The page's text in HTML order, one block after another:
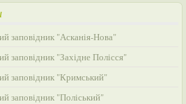
заповідник "Асканія-Нова"
заповідник "Західне Полісся"
заповідник "Кримський"
заповідник "Поліський"